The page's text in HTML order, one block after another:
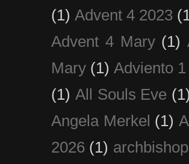
(1) Advent 4 2023
Advent 4 Mary (1)
Mary (1) Adviento
(1) All Souls Eve (1)
Angela Merkel (1)
2026 (1)